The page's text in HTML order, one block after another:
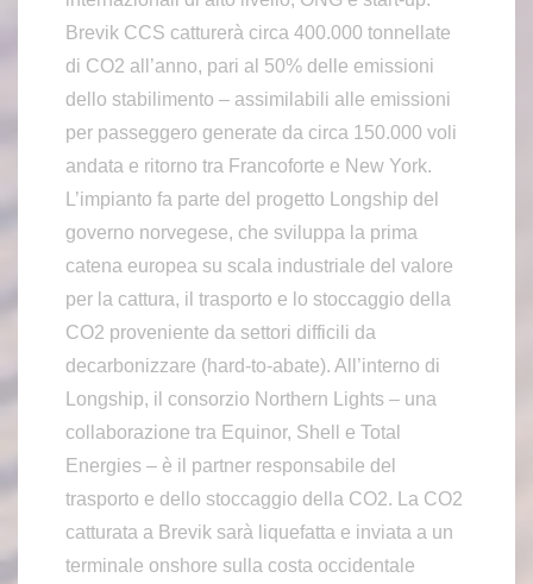
Brevik CCS catturerà circa 400.000 tonnellate
di CO2 all’anno, pari al 50% delle emissioni
dello stabilimento – assimilabili alle emissioni
per passeggero generate da circa 150.000 voli
andata e ritorno tra Francoforte e New York.
L’impianto fa parte del progetto Longship del
governo norvegese, che sviluppa la prima
catena europea su scala industriale del valore
per la cattura, il trasporto e lo stoccaggio della
CO2 proveniente da settori difficili da
decarbonizzare (hard-to-abate). All’interno di
Longship, il consorzio Northern Lights – una
collaborazione tra Equinor, Shell e Total
Energies – è il partner responsabile del
trasporto e dello stoccaggio della CO2. La CO2
catturata a Brevik sarà liquefatta e inviata a un
terminale onshore sulla costa occidentale